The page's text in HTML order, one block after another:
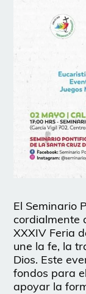
El Seminario
cordialmente
XXXIV Feria
une la fe, la
Dios. Este
fondos para
apoyar la